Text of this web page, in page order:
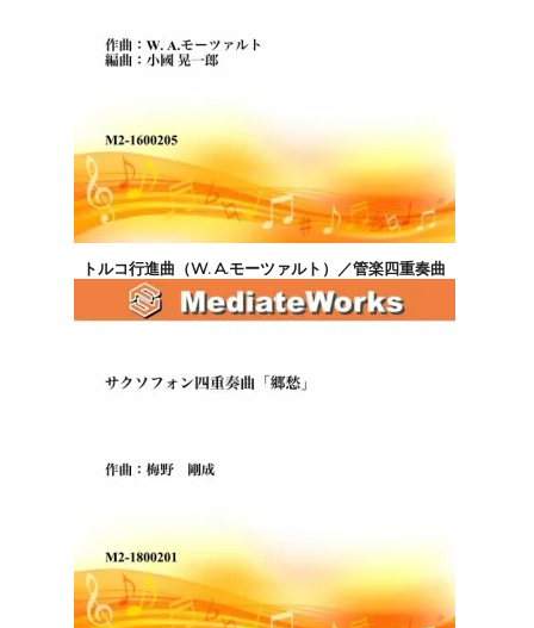
トルコ行進曲（W. A.モーツァルト）／管楽四重奏曲
4,400円(税込)